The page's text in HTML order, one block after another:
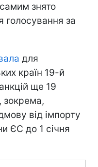
знято
за
для
країн 19-й
ще 19
зокрема,
від імпорту
ЄС до 1 січня